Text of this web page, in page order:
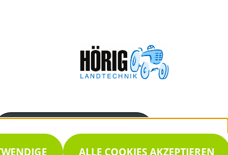
07222/48038
ALLE COOKIES AKZEPTIEREN